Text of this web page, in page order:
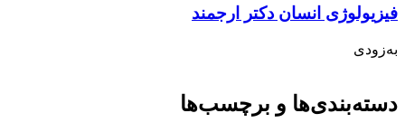
فیزیولوژی انسان دکتر ارجمند
به‌زودی
دسته‌بندی‌ها و برچسب‌ها